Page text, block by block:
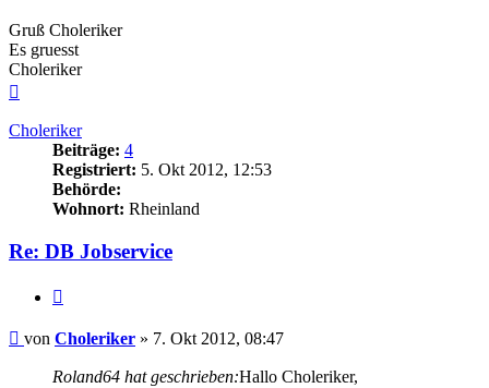
Gruß Choleriker
Es gruesst
Choleriker
Choleriker
Beiträge: 4
Registriert: 5. Okt 2012, 12:53
Behörde:
Wohnort: Rheinland
Re: DB Jobservice
Beitrag
von Choleriker » 7. Okt 2012, 08:47
Roland64 hat geschrieben:Hallo Choleriker,